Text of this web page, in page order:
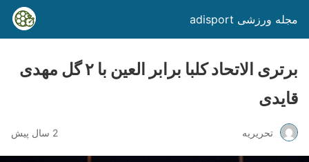
مجله ورزشی adisport
برتری الاتحاد کلبا برابر العین با ۲ گل مهدی
قایدی
تحریریه 2 سال پیش